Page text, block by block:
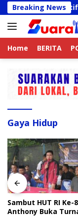
Langsung
ke
konten
Breaking News
Aktif Jaga
Home BERITA
Gaya Hidup
Sambut HUT RI Ke-
Anthony Buka